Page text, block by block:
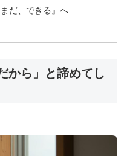
円）
の即効性が特徴。急な
果チェック
だ、できる』へ
から」と諦めてし